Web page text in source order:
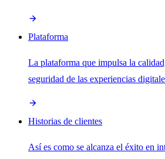
Plataforma
La plataforma que impulsa la
seguridad de las experiencias
Historias de clientes
Así es como se alcanza el éxito en